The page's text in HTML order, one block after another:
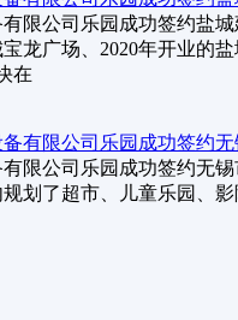
有限公司乐园成功签约盐
龙广场、2020年开业的
在
有限公司乐园成功签约无
划了超市、儿童乐园、